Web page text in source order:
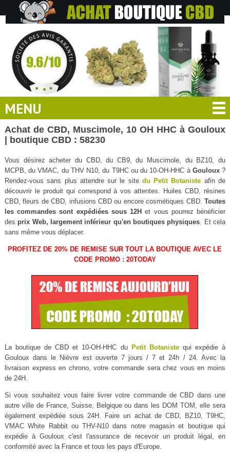
MENU
Achat de CBD, Muscimole, 10 OH HHC à Gouloux
| boutique CBD : 58230
Vous désirez acheter du CBD, du CB9, du Muscimole, du BZ10, du
MCPB, du VMAC, du THV N10, du T9HC ou du 10-OH-HHC à Gouloux?
Rendez-vous sans plus attendre sur le site du Petit Botaniste afin de
découvrir le produit qui correspond à vos attentes. Huiles CBD, résines
CBD, fleurs de CBD, infusions CBD ou encore cosmétiques CBD.Toutes
les commandes sont expédiées sous 12H et vous pourrez bénéficier
des prix Web, largement inférieur qu'en boutiques physiques . Et cela
sans même vous déplacer.
PROFITEZ DE 20% DE REMISE SUR TOUT LA BOUTIQUE AVEC LE
CODE PROMO : 20TODAY
La boutique de CBD et 10-OH-HHC du Petit Botanistequi expédie à
Gouloux dans le Nièvre est ouverte 7 jours / 7 et 24h / 24. Avec la
livraison express en chrono, votre commande sera chez vous en moins
de 24H.
Si vous souhaitez vous faire livrer votre commande de CBD dans une
autre ville de France, Suisse, Belgique ou dans les DOM TOM, elle sera
également expédiée sous 24H. Faire un achat de CBD, BZ10, T9HC,
VMAC White Rabbit ou THV-N10 dans notre magasin et boutique qui
expédie à Gouloux c'est l'assurance de recevoir un produit légal, en
conformité avec la France et tous les pays d'Europe.